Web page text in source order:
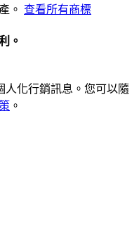
。 查看所有商標
。
人化行銷訊息。您可以隨
。